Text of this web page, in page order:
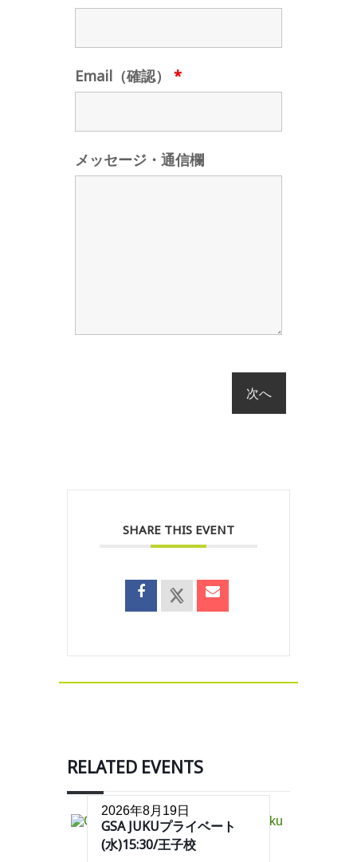
Email（確認） *
メッセージ・通信欄
SHARE THIS EVENT
RELATED EVENTS
2026年8月19日
GSA JUKUプライベート
(水)15:30/王子校